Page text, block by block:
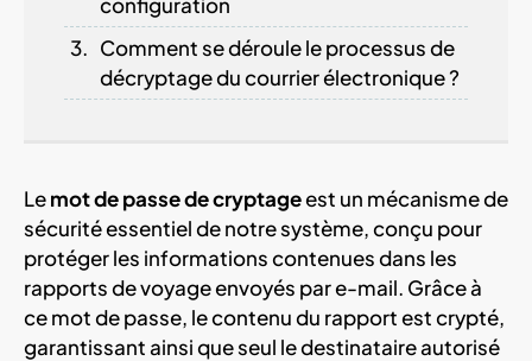
Comment se déroule le processus de
décryptage du courrier électronique ?
Lemot de passe de cryptageest un mécanisme de
sécurité essentiel de notre système, conçu pour
protéger les informations contenues dans les
rapports de voyage envoyés par e-mail. Grâce à
ce mot de passe, le contenu du rapport est crypté,
garantissant ainsi que seul le destinataire autorisé